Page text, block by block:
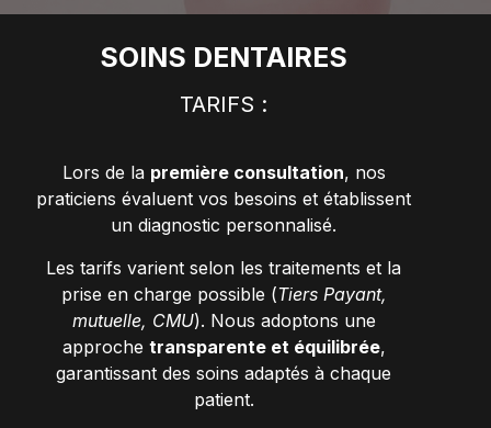
SOINS DENTAIRES
TARIFS :
Lors de la première consultation, nos
praticiens évaluent vos besoins et établissent
un diagnostic personnalisé.
Les tarifs varient selon les traitements et la
prise en charge possible (Tiers Payant,
mutuelle, CMU). Nous adoptons une
approche transparente et équilibrée,
garantissant des soins adaptés à chaque
patient.